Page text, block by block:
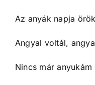
Az anyák napja
Angyal voltál,
Nincs már anyukám